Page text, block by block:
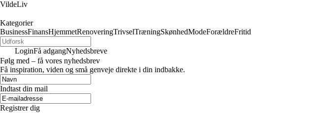
VildeLiv
Kategorier
BusinessFinansHjemmetRenoveringTrivselTræningSkønhedModeForældreFritid
LoginFå adgangNyhedsbreve
Følg med – få vores nyhedsbrev
Få inspiration, viden og små genveje direkte i din indbakke.
Indtast din mail
Registrer dig